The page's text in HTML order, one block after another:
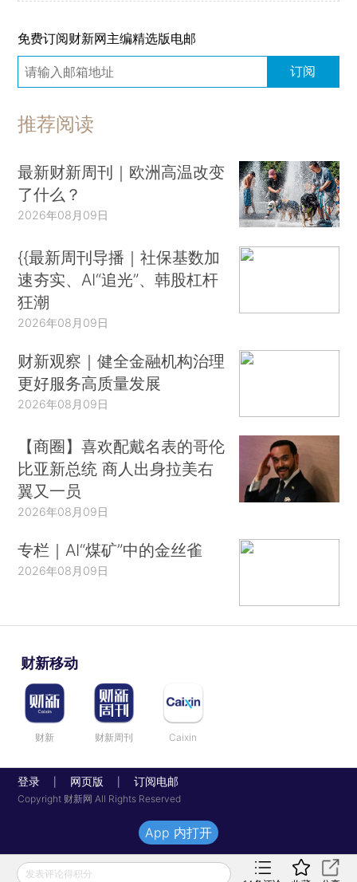
免费订阅财新网主编精选版电邮
订阅
推荐阅读
最新财新周刊｜欧洲高温改变
了什么？
2026年08月09日
{{最新周刊导播｜社保基数加
速夯实、AI“追光”、韩股杠杆
狂潮
2026年08月09日
财新观察｜健全金融机构治理
更好服务高质量发展
2026年08月09日
【商圈】喜欢配戴名表的哥伦
比亚新总统 商人出身拉美右
翼又一员
2026年08月09日
专栏｜AI“煤矿”中的金丝雀
2026年08月09日
财新移动
财新 财新周刊 Caixin
登录 网页版 订阅电邮
Copyright 财新网 All Rights Reserved
发表评论得积分
App 内打开